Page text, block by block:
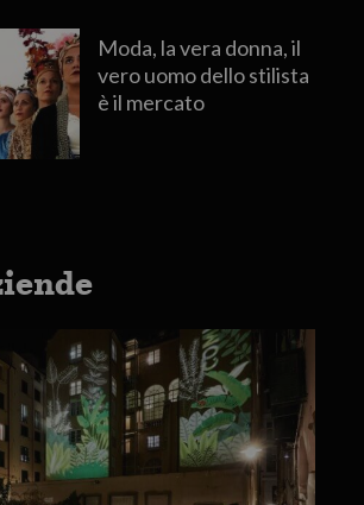
Moda, la vera donna, il
vero uomo dello stilista
è il mercato